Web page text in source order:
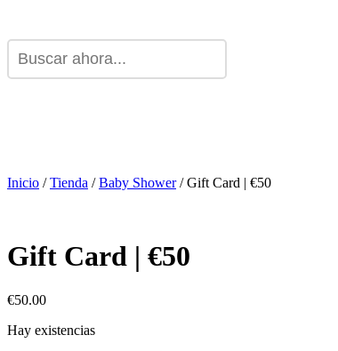
Inicio /Tienda /Baby Shower/ Gift Card | €50
Gift Card | €50
€50.00
Hay existencias